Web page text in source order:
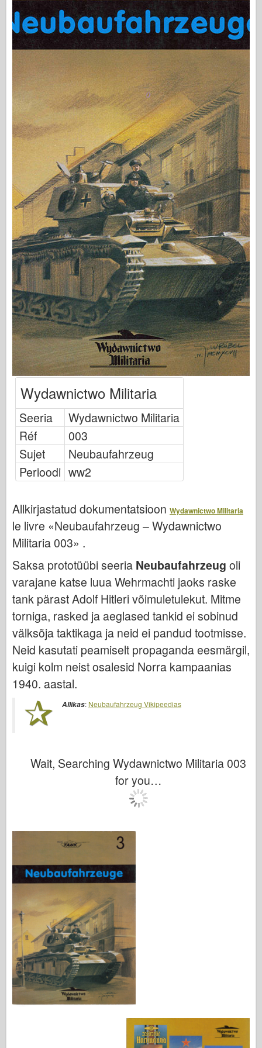
Osprey Kirjastus
Eskaadri signaal
TankPower
Waffen-Arsenal
Wydawnictwo Militaria
Maquettes
Akadeemia
Ace mudelid
AFV klubi
Airfix
Õhujõud
AZ mudel
Must koer
Bronco
Küber-hobi
Dnepromodel
Dragon
Eduard
E.T. Mudel
Peened vormid
Valori väed
FriulModel
Hasegawa
Heller
HobbyBoss
Icm
Italeri
Legend
Meng mudel
Tamiya
Tristar
Trompetist
Zvezda
Albumid-fotod
Jalutage ringi
Raamatud
Dvd
le Päevik
Wydawnictwo Militaria
Seeria
Wydawnictwo Militaria
Réf
003
Sujet
Neubaufahrzeug
Perioodi ww2
Allkirjastatud dokumentatsioon Wydawnictwo Militaria
le livre «Neubaufahrzeug – Wydawnictwo
Militaria 003» .
Saksa prototüübi seeria Neubaufahrzeug oli
varajane katse luua Wehrmachti jaoks raske
tank pärast Adolf Hitleri võimuletulekut. Mitme
torniga, rasked ja aeglased tankid ei sobinud
välksõja taktikaga ja neid ei pandud tootmisse.
Neid kasutati peamiselt propaganda eesmärgil,
kuigi kolm neist osalesid Norra kampaanias
1940. aastal.
Allikas: Neubaufahrzeug Vikipeedias
Wait, Searching Wydawnictwo Militaria 003
for you…